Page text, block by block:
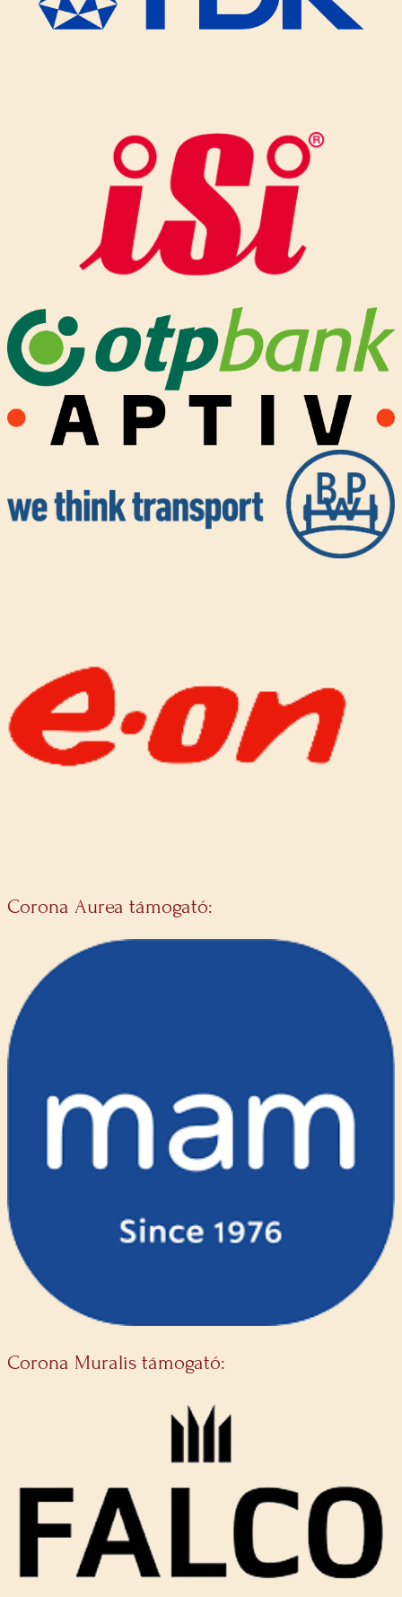
Corona Aurea támogató:
Corona Muralis támogató: